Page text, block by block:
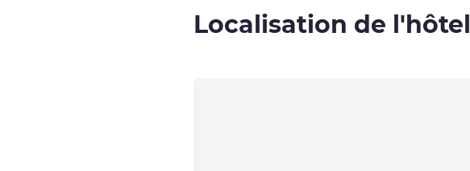
Localisation de l'hôtel